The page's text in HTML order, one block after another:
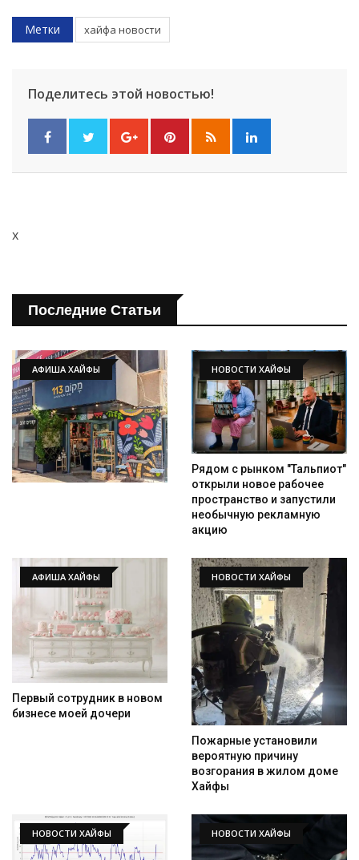
Искать
Метки хайфа новости
Поделитесь этой новостью!
x
Последние Статьи
АФИША ХАЙФЫ НОВОСТИ ХАЙФЫ
Рядом с рынком "Тальпиот"
открыли новое рабочее
пространство и запустили
необычную рекламную
акцию
АФИША ХАЙФЫ
Первый сотрудник в новом
бизнесе моей дочери
НОВОСТИ ХАЙФЫ
Пожарные установили
вероятную причину
возгорания в жилом доме
Хайфы
НОВОСТИ ХАЙФЫ НОВОСТИ ХАЙФЫ